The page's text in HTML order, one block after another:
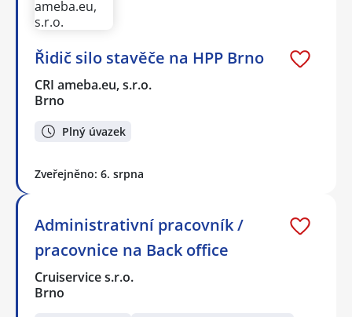
Řidič silo stavěče na HPP Brno
CRI ameba.eu, s.r.o.
Brno
Plný úvazek
Zveřejněno: 6. srpna
Administrativní pracovník /
pracovnice na Back office
Cruiservice s.r.o.
Brno